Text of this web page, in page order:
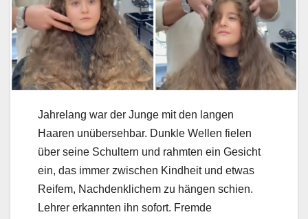
Jahrelang war der Junge mit den langen
Haaren unübersehbar. Dunkle Wellen fielen
über seine Schultern und rahmten ein Gesicht
ein, das immer zwischen Kindheit und etwas
Reifem, Nachdenklichem zu hängen schien.
Lehrer erkannten ihn sofort. Fremde